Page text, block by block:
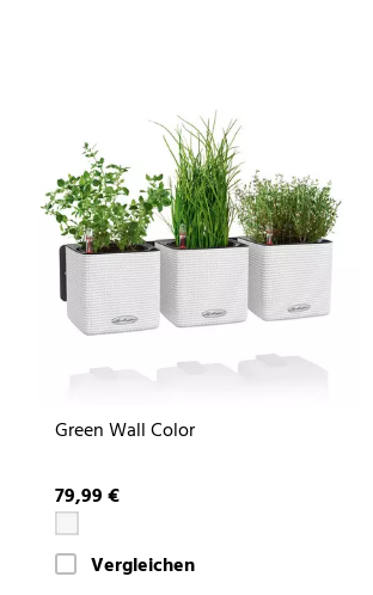
Green Wall Color
79,99 €
Vergleichen